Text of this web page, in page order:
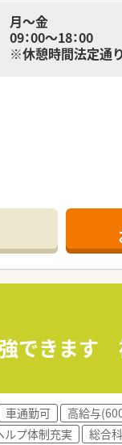
後も県内・県外
の店舗を運営され
宅専任薬剤師も複
立ち上げ、日々
（円盤）・一部
たい方
。
月～金
09：00～18：00
※休憩時間法定通
ピンクの看板が目
たします。
すのでスキルアッ
ションで区切られ
況に応じてご担
きます。
できま
車通勤可 高給与
ルプ体制充実 総合